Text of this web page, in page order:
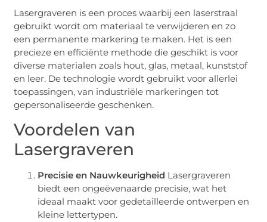
Lasergraveren is een proces waarbij een laserstraal
gebruikt wordt om materiaal te verwijderen en zo
een permanente markering te maken. Het is een
precieze en efficiënte methode die geschikt is voor
diverse materialen zoals hout, glas, metaal, kunststof
en leer. De technologie wordt gebruikt voor allerlei
toepassingen, van industriële markeringen tot
gepersonaliseerde geschenken.
Voordelen van
Lasergraveren
Precisie en Nauwkeurigheid Lasergraveren
biedt een ongeëvenaarde precisie, wat het
ideaal maakt voor gedetailleerde ontwerpen en
kleine lettertypen.